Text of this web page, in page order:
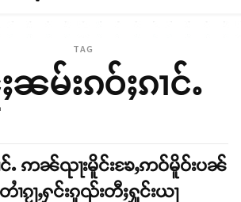
TAG
မ်းၵဝ်ႈၵၢင်ႉ
င်ႉ ဢၼ်ၺႃးမိူင်းၶႄႇဢဝ်မိူဝ်းပၼ်
ၵႂႃႇႁင်းၵူၺ်းတီႈႁူင်းယႃ